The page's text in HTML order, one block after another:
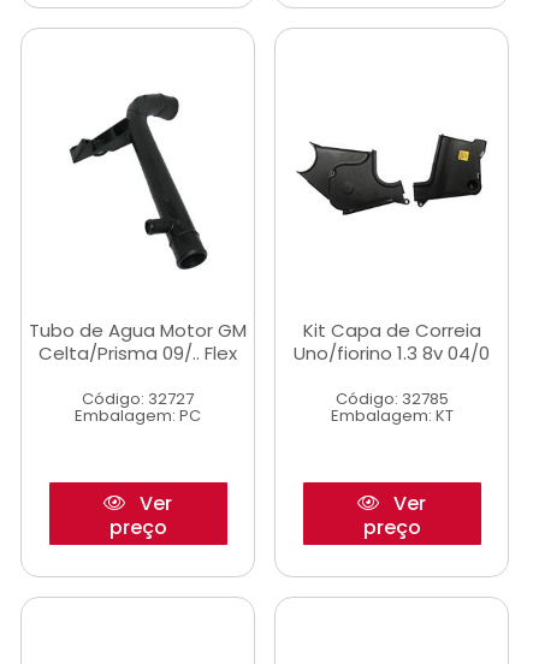
Tubo de Agua Motor GM
Celta/Prisma 09/.. Flex
Código: 32727
Embalagem: PC
Ver
preço
Kit Capa de Correia
Uno/fiorino 1.3 8v 04/0
Código: 32785
Embalagem: KT
Ver
preço